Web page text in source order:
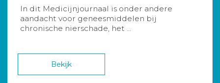
In dit Medicijnjournaal is onder andere
aandacht voor geneesmiddelen bij
chronische nierschade, het ...
Bekijk